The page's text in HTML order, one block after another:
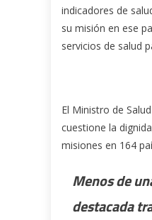
indicadores de
su misión en ese
servicios de salud
El Ministro de
cuestione la
misiones en 164
Menos de
destacada